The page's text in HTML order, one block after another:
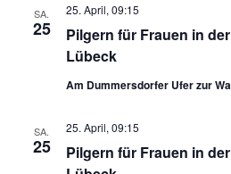
SA.
25
Pilgern für Frauen in
Lübeck
25. April, 09:15
Am Dummersdorfer Ufer zur
SA.
25
Pilgern für Frauen in
25. April, 09:15